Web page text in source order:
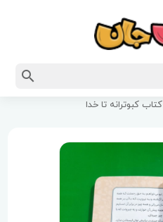
کتاب کبوترانه تا خدا